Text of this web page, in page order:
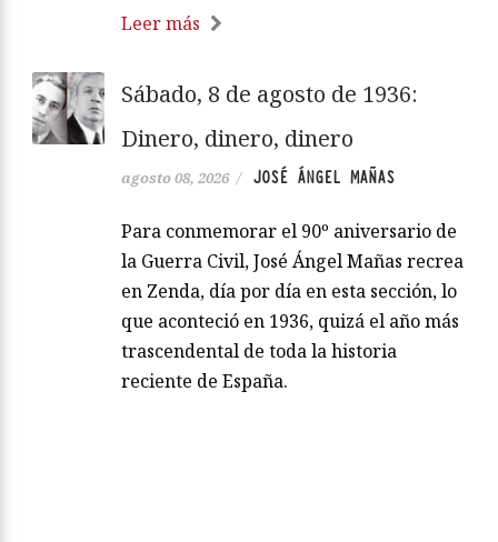
Leer más
Sábado, 8 de agosto de 1936:
Dinero, dinero, dinero
agosto 08, 2026 / JOSÉ ÁNGEL MAÑAS
Para conmemorar el 90º aniversario de
la Guerra Civil, José Ángel Mañas recrea
en Zenda, día por día en esta sección, lo
que aconteció en 1936, quizá el año más
trascendental de toda la historia
reciente de España.